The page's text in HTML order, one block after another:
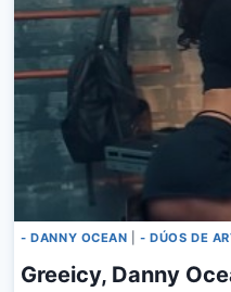
- DANNY OCEAN |- DÚOS DE
Greeicy, Danny